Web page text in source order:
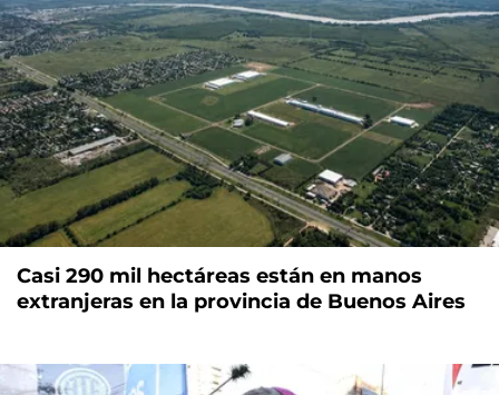
Casi 290 mil hectáreas están en manos
extranjeras en la provincia de Buenos Aires